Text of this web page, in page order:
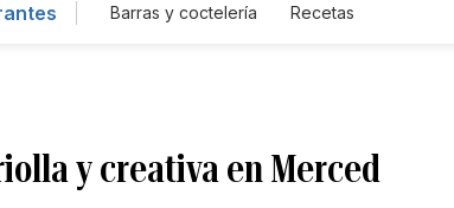
Barras y coctelería Recetas
y creativa en Merced